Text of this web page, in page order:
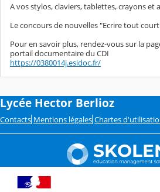
A vos stylos, claviers, tablettes, crayons et
Le concours de nouvelles "Ecrire tout
Pour en savoir plus, rendez-vous sur la
portail documentaire du CDI
https://0380014j.esidoc.fr/
Lycée Hector Berlioz
Contacts Mentions légales Chartes